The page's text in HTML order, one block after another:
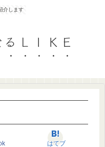
介します
ＬＩＫＥ
はてブ